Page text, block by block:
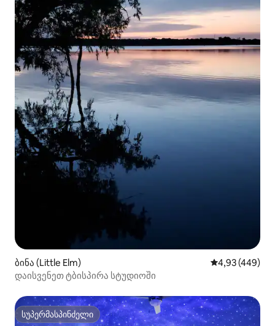
ბინა (Little Elm) საშუალო
4,93 (449)
დაისვენეთ ტბისპირა სტუდიოში
სუპერმასპინძელი
სუპერმასპინძელი